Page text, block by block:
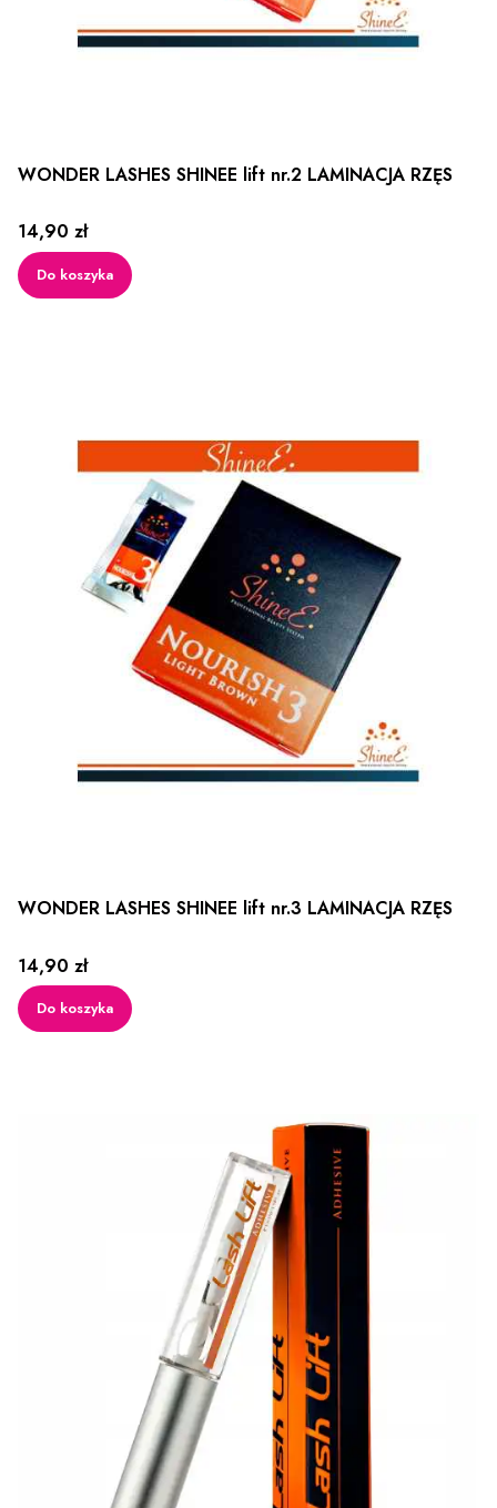
WONDER LASHES SHINEE lift nr.2 LAMINACJA RZĘS
Cena
14,90 zł
Do koszyka
WONDER LASHES SHINEE lift nr.3 LAMINACJA RZĘS
Cena
14,90 zł
Do koszyka